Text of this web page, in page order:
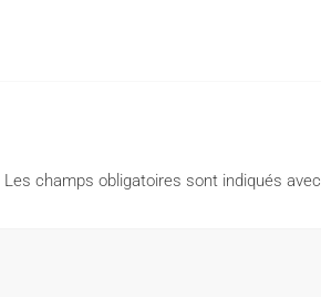
Les champs obligatoires sont indiqués avec